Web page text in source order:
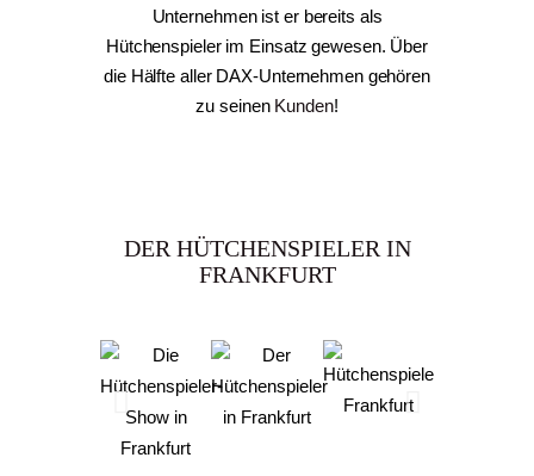
Unternehmen ist er bereits als
Hütchenspieler im Einsatz gewesen. Über
die Hälfte aller DAX-Unternehmen gehören
zu seinen Kunden!
DER HÜTCHENSPIELER IN
FRANKFURT